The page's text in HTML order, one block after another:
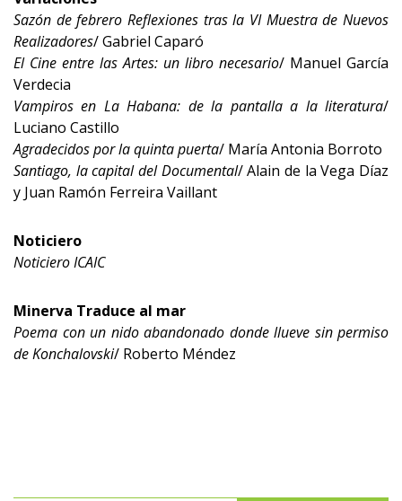
Sazón de febrero Reflexiones tras la VI Muestra de Nuevos
Realizadores/ Gabriel Caparó
El Cine entre las Artes: un libro necesario/ Manuel García
Verdecia
Vampiros en La Habana: de la pantalla a la literatura/
Luciano Castillo
Agradecidos por la quinta puerta/ María Antonia Borroto
Santiago, la capital del Documental/ Alain de la Vega Díaz
y Juan Ramón Ferreira Vaillant
Noticiero
Noticiero ICAIC
Minerva Traduce al mar
Poema con un nido abandonado donde llueve sin permiso
de Konchalovski/ Roberto Méndez